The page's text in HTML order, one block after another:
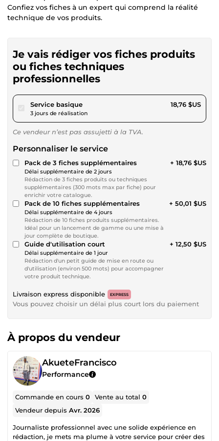
Confiez vos fiches à un expert qui comprend la réalité
technique de vos produits.
Je vais rédiger vos fiches produits
ou fiches techniques
professionnelles
Service basiquepour 17,29 $US
3 jours de réalisation
18,76 $US
Ce vendeur n’est pas assujetti à la TVA.
Personnaliser le service
Pack de 3 fiches supplémentaires
Délai supplémentaire de 2 jours
Rédaction de 3 fiches produits ou techniques
supplémentaires (300 mots max par fiche) pour
enrichir votre catalogue.
+ 18,76 $US
Pack de 10 fiches supplémentaires
Délai supplémentaire de 4 jours
Rédaction de 10 fiches produits supplémentaires.
Idéal pour un lancement de gamme ou une mise à
jour complète de boutique.
+ 50,01 $US
Guide d'utilisation court
Délai supplémentaire de 1 jour
Rédaction d'un petit guide de mise en route ou
d'utilisation (environ 500 mots) pour accompagner
votre produit technique.
+ 12,50 $US
Livraison express disponible EXPRESS
Vous pouvez choisir un délai plus court lors du paiement
À propos du vendeur
AkueteFrancisco
Performance
Commande en cours0 Vente au total0
Vendeur depuisAvr. 2026
Journaliste professionnel avec une solide expérience en
rédaction, je mets ma plume à votre service pour créer des